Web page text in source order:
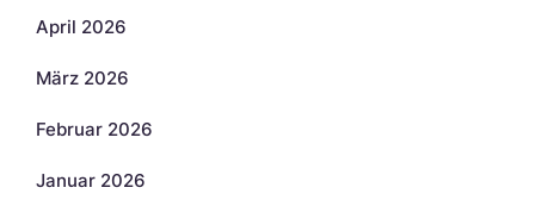
April 2026
März 2026
Februar 2026
Januar 2026